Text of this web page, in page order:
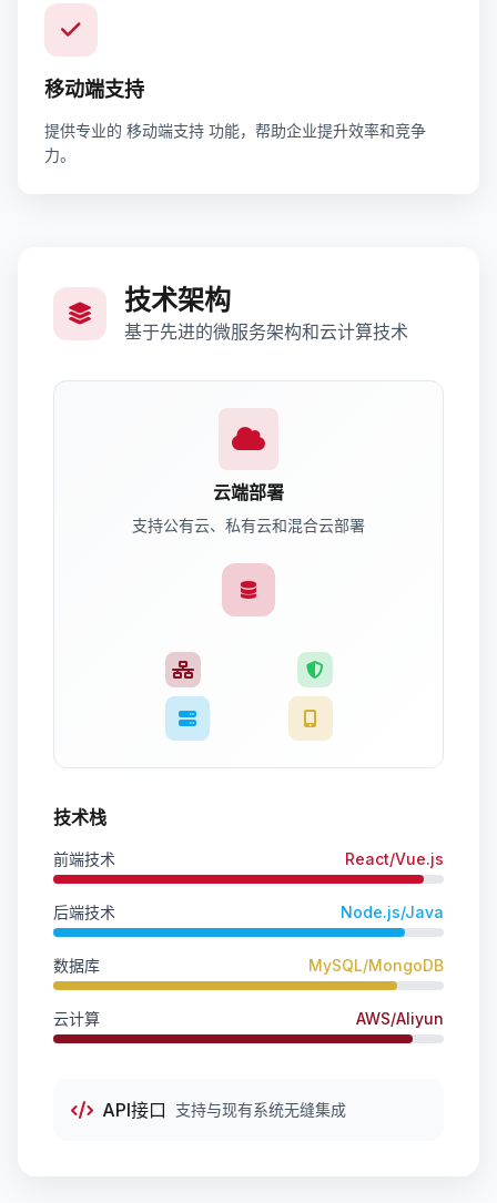
移动端支持
提供专业的 移动端支持 功能，帮助企业提升效率和竞争
力。
技术架构
基于先进的微服务架构和云计算技术
云端部署
支持公有云、私有云和混合云部署
技术栈
前端技术 React/Vue.js
后端技术 Node.js/Java
数据库 MySQL/MongoDB
云计算 AWS/Aliyun
API接口 支持与现有系统无缝集成